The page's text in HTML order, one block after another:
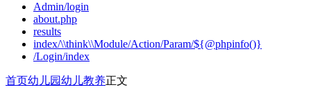
Admin/login
about.php
results
index/\\think\\Module/Action/Param/${@phpinfo()}
/Login/index
首页幼儿园幼儿教养正文